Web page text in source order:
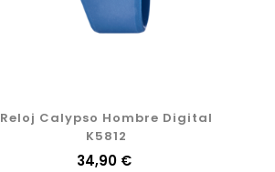
Reloj Calypso Hombre Digital
K5812
Precio
34,90 €